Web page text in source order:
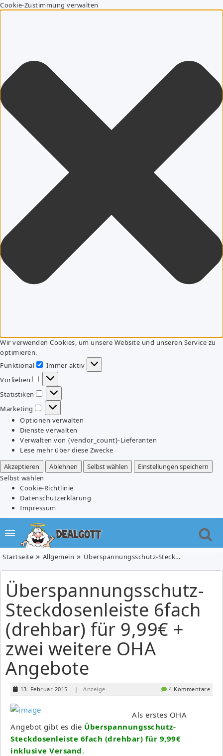
Cookie-Zustimmung verwalten
Wir verwenden Cookies, um unsere Website und unseren Service zu
optimieren.
Funktional
Funktional
Immer aktiv
Vorlieben
Vorlieben
Statistiken
Statistiken
Marketing
Marketing
Optionen verwalten
Dienste verwalten
Verwalten von {vendor_count}-Lieferanten
Lese mehr über diese Zwecke
Akzeptieren
Ablehnen Selbst wählen
Einstellungen speichern
Selbst wählen
Cookie-Richtlinie
Datenschutzerklärung
Impressum
Startseite Allgemein Überspannungsschutz-Steckdosenleiste 6fach (drehbar) für 9,99€ + zwei weitere OHA Angebote
Überspannungsschutz-
Steckdosenleiste 6fach
(drehbar) für 9,99€ +
zwei weitere OHA
Angebote
13. Februar 2015 | Anzeige 4 Kommentare
Als erstes OHA
Angebot gibt es die Überspannungsschutz-
Steckdosenleiste 6fach (drehbar) für 9,99€
inklusive Versand.